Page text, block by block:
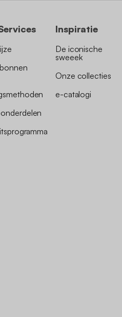
Inspiratie
De iconische
sweeek
Onze collecties
e-catalogi